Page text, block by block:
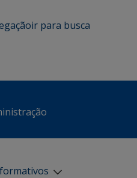
ir para busca